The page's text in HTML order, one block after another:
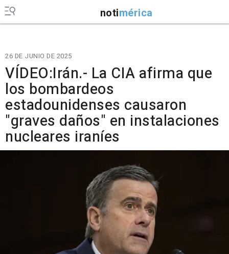
notimérica
26 DE JUNIO DE 2025
VÍDEO:Irán.- La CIA afirma que
los bombardeos
estadounidenses causaron
"graves daños" en instalaciones
nucleares iraníes